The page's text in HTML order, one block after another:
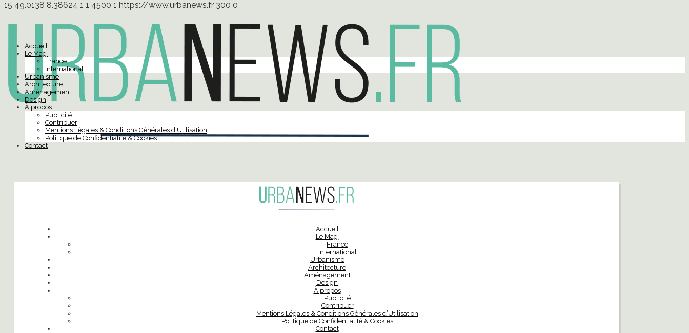
15 49.0138 8.38624 1 1 4500 1 https://www.urbanews.fr 300 0
Accueil
Le Mag’
France
International
Urbanisme
Architecture
Aménagement
Design
À propos
Publicité
Contribuer
Mentions Légales & Conditions Générales d’Utilisation
Politique de Confidentialité & Cookies
Contact
Accueil
Le Mag’
France
International
Urbanisme
Architecture
Aménagement
Design
À propos
Publicité
Contribuer
Mentions Légales & Conditions Générales d’Utilisation
Politique de Confidentialité & Cookies
Contact